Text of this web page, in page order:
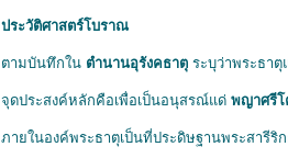
ประวัติศาสตร์โบราณ
ตามบันทึกใน ตำนานอุรังคธาตุ ระบุว่าพระธา
จุดประสงค์หลักคือเพื่อเป็นอนุสรณ์แด่ พญาศรีโ
ภายในองค์พระธาตุเป็นที่ประดิษฐานพระสารี